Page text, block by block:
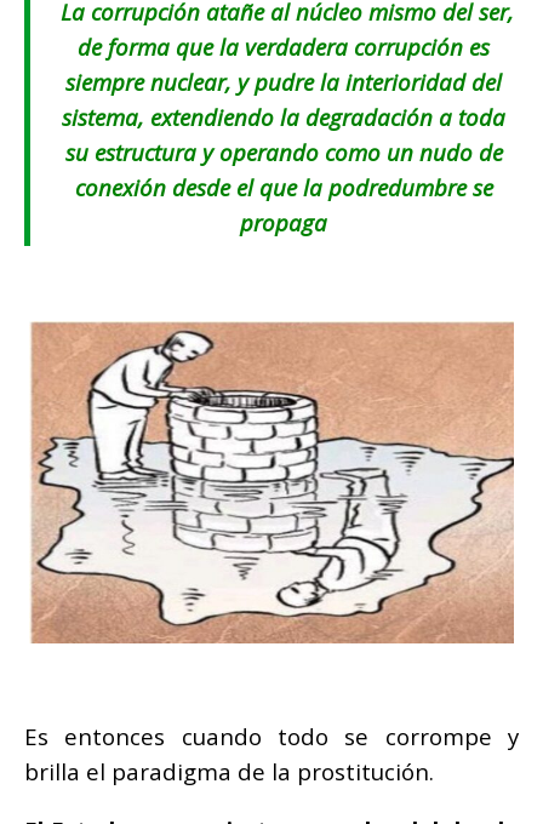
La corrupción atañe al núcleo mismo del ser,
de forma que la verdadera corrupción es
siempre nuclear, y pudre la interioridad del
sistema, extendiendo la degradación a toda
su estructura y operando como un nudo de
conexión desde el que la podredumbre se
propaga
Es entonces cuando todo se corrompe y
brilla el paradigma de la prostitución.